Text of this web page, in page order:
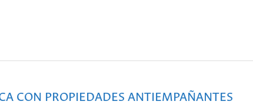
CON PROPIEDADES ANTIEMPAÑANTES